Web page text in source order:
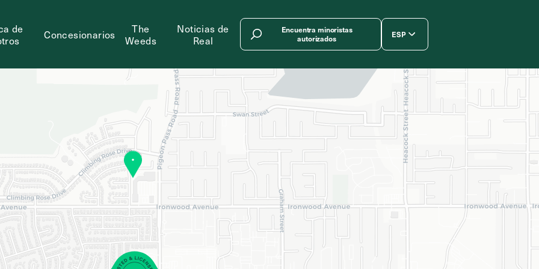
de
Concesionarios
The
Weeds
Noticias de
Real
Encuentra minoristas
autorizados
ESP